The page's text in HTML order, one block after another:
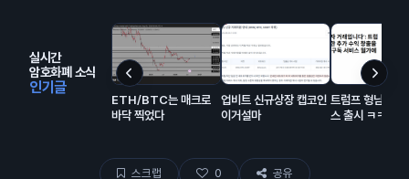
실시간
암호화폐 소식
인기글
ETH/BTC는 매크로
바닥 찍었다
업비트 신규상장 캡코인
이거설마
트럼프 형님의
스 출시 ㅋㅋㅋ
스크랩 0 공유